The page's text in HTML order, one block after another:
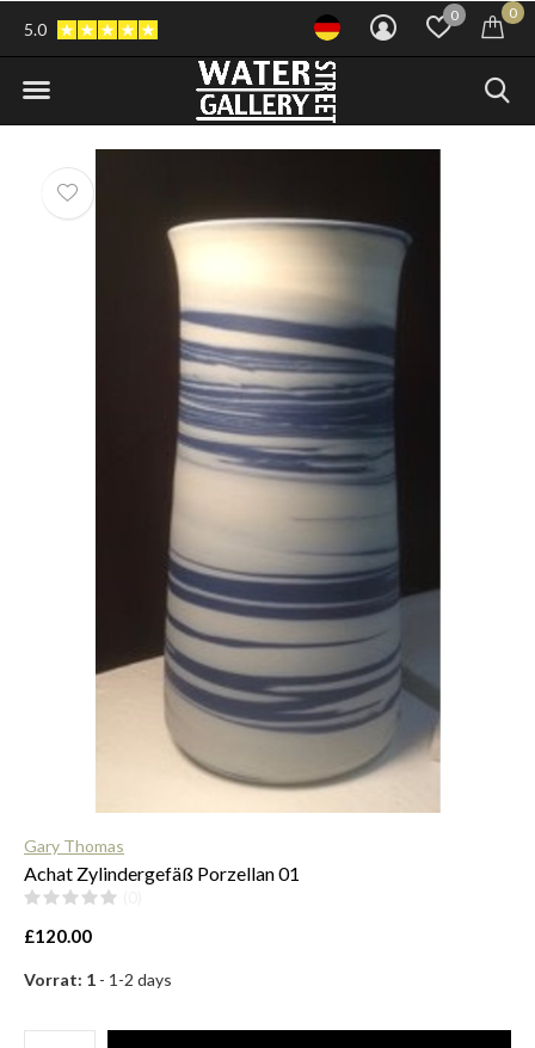
0 0
5.0
Gary Thomas
Achat Zylindergefäß Porzellan 01
£120.00
Vorrat: 1 - 1-2 days